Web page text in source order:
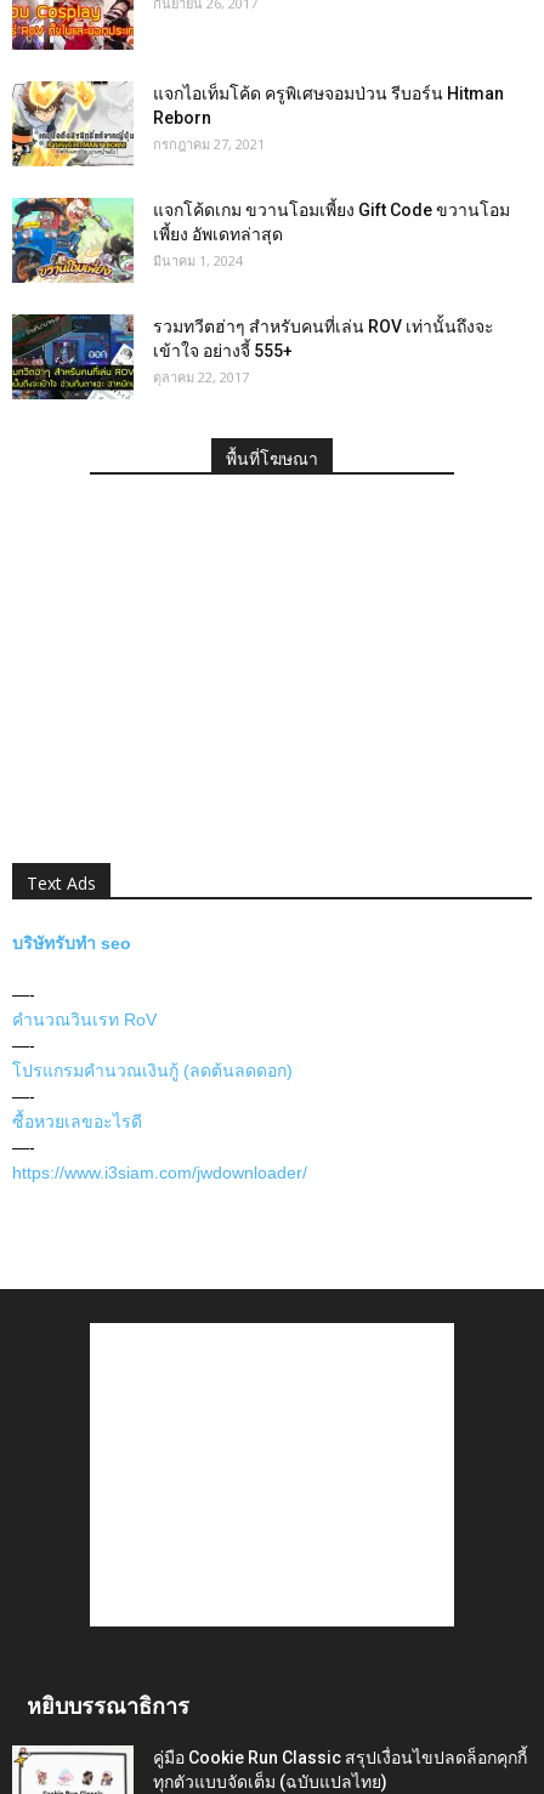
แจกไอเท็มโค้ด ครูพิเศษจอมป่วน รีบอร์น Hitman
Reborn
กรกฎาคม 27, 2021
แจกโค้ดเกม ขวานโอมเพี้ยง Gift Code ขวานโอม
เพี้ยง อัพเดทล่าสุด
มีนาคม 1, 2024
รวมทวีตฮ่าๆ สำหรับคนที่เล่น ROV เท่านั้นถึงจะ
เข้าใจ อย่างจี้ 555+
ตุลาคม 22, 2017
พื้นที่โฆษณา
Text Ads
บริษัทรับทำ seo
—-
คำนวณวินเรท RoV
—-
โปรแกรมคำนวณเงินกู้ (ลดต้นลดดอก)
—-
ซื้อหวยเลขอะไรดี
—-
https://www.i3siam.com/jwdownloader/
หยิบบรรณาธิการ
คู่มือ Cookie Run Classic สรุปเงื่อนไขปลดล็อกคุกกี้
ทุกตัวแบบจัดเต็ม (ฉบับแปลไทย)